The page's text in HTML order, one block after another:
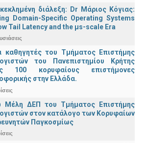
διάλεξη: Dr Μάριος Κόγιας:
Domain-Specific Operating Systems
Tail Latency and the μs-scale Era
καθηγητές του Τμήματος Επιστήμης
του Πανεπιστημίου Κρήτης
100 κορυφαίους επιστήμονες
στην Ελλάδα.
Μέλη ΔΕΠ του Τμήματος Επιστήμης
στον κατάλογο των Κορυφαίων
Παγκοσμίως